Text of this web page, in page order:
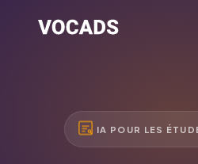
IA POUR LES